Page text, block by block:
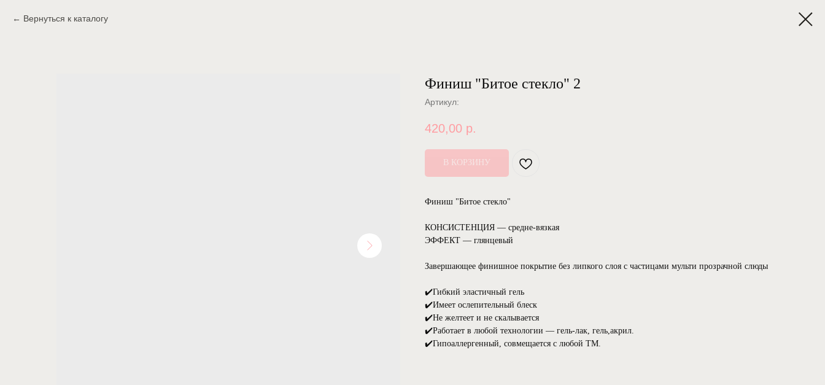
Вернуться к каталогу
Финиш "Битое стекло" 2
Артикул:
420,00 р.
В КОРЗИНУ
Финиш "Битое стекло"
КОНСИСТЕНЦИЯ — средне-вязкая
ЭФФЕКТ — глянцевый
Завершающее финишное покрытие без липкого слоя с частицами мульти прозрачной слюды
✔️Гибкий эластичный гель
✔️Имеет ослепительный блеск
✔️Не желтеет и не скалывается
✔️Работает в любой технологии — гель-лак, гель,акрил.
✔️Гипоаллергенный, совмещается с любой ТМ.